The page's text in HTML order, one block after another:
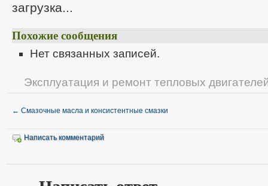
загрузка...
Похожие сообщения
Нет связанных записей.
Эксплуатация и ремонт тепловых
← Смазочные масла и консистентные смазки
Написать комментарий